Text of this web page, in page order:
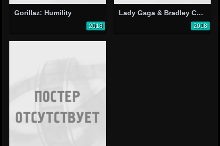
Gorillaz: Humility
2018
Lady Gaga & Bradley Cooper: I'll Never Love Again
2018